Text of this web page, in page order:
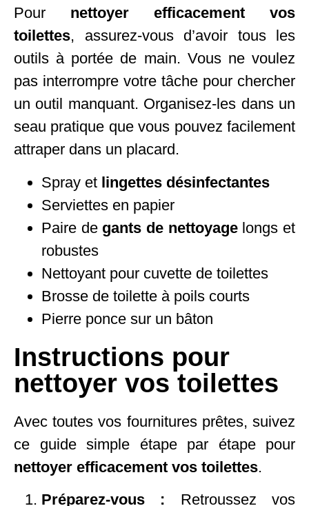
Pour nettoyer efficacement vos
toilettes, assurez-vous d’avoir tous les
outils à portée de main. Vous ne voulez
pas interrompre votre tâche pour chercher
un outil manquant. Organisez-les dans un
seau pratique que vous pouvez facilement
attraper dans un placard.
Spray et lingettes désinfectantes
Serviettes en papier
Paire de gants de nettoyagelongs et
robustes
Nettoyant pour cuvette de toilettes
Brosse de toilette à poils courts
Pierre ponce sur un bâton
Instructions pour
nettoyer vos toilettes
Avec toutes vos fournitures prêtes, suivez
ce guide simple étape par étape pour
nettoyer efficacement vos toilettes.
Préparez-vous : Retroussez vos